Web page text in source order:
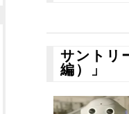
サントリ
編）」